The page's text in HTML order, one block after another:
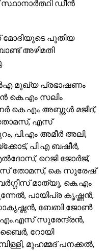
ഡീൻ
മോദിയുടെ പുതിയ
അഴിമതി
മുഖ്യ പ്രഭാഷണം
കെ.എം സലിം
കെ.എം അബ്ദുൾ മജീദ്,
തോമസ്, എസ്
പി.എം അമീർ അലി,
പി.എ ബഷീർ,
റെജി ജോർജ്,
തോമസ്, കെ സുരേഷ്
മാത്യൂ, കെ.എം
പായിപ്ര കൃഷ്ണൻ,
ബേബി ജോൺ
എം.എസ് സുരേന്ദ്രൻ,
റോയി
മുഹമ്മദ് പനക്കൽ,